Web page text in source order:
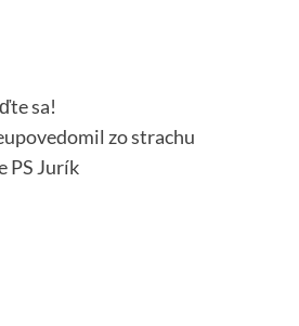
sa!
zo strachu
PS Jurík